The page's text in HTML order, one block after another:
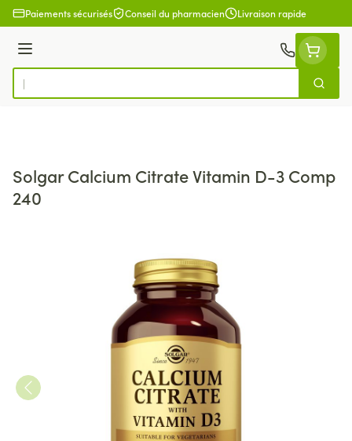
Aller au contenu
Paiements sécurisés Conseil du pharmacien Livraison rapide
Menu
Rechercher
Solgar Calcium Citrate Vitamin D-3 Comp
240